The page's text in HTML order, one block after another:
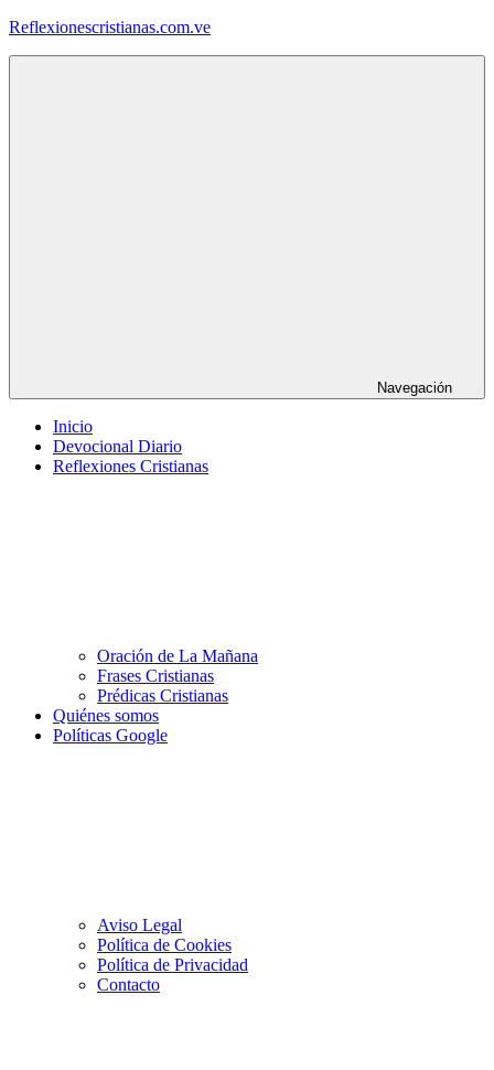
Saltar
Reflexionescristianas.com.ve
Navegación
Inicio
Devocional Diario
Reflexiones Cristianas
Oración de La Mañana
Frases Cristianas
Prédicas Cristianas
Quiénes somos
Políticas Google
Aviso Legal
Política de Cookies
Política de Privacidad
Contacto